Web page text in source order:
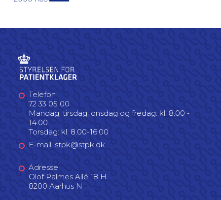
Telefon
72 33 05 00
Mandag, tirsdag, onsdag og fredag: kl. 8.00 -
14.00
Torsdag: kl. 8.00-16.00
E-mail: stpk@stpk.dk
Adresse
Olof Palmes Allé 18 H
8200 Aarhus N